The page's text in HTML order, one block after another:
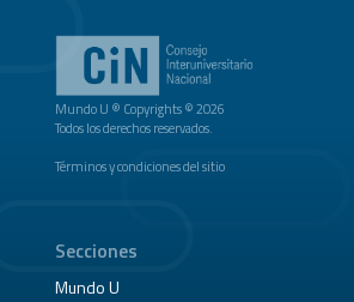
Mundo U ® Copyrights © 2026
Todos los derechos reservados.
Términos y condiciones del sitio
Secciones
Mundo U